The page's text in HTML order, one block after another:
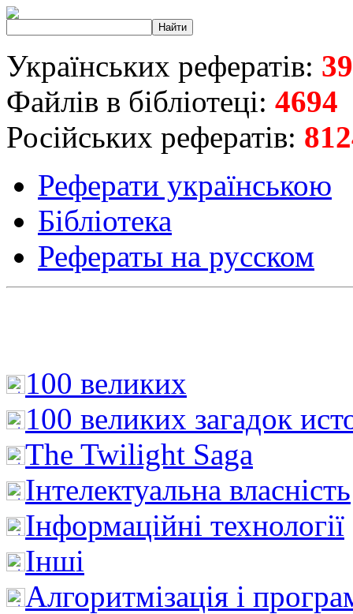
Українських рефератів:
Файлів в бібліотеці: 4694
Російських рефератів:
Реферати українською
Бібліотека
Рефераты на русском
100 великих
100 великих загадок
The Twilight Saga
Інтелектуальна влaсність
Інформаційні технології
Інші
Алгоритмізація і